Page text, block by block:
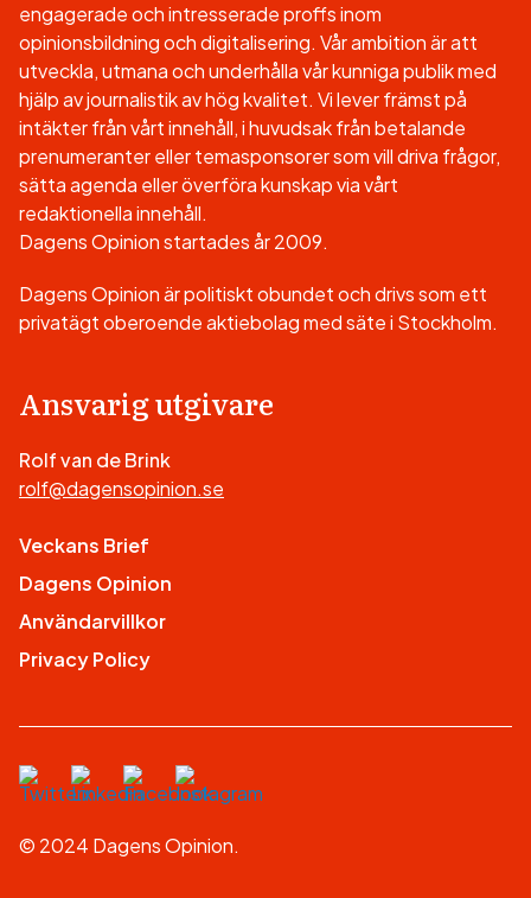
engagerade och intresserade proffs inom
opinionsbildning och digitalisering. Vår ambition är att
utveckla, utmana och underhålla vår kunniga publik med
hjälp av journalistik av hög kvalitet. Vi lever främst på
intäkter från vårt innehåll, i huvudsak från betalande
prenumeranter eller temasponsorer som vill driva frågor,
sätta agenda eller överföra kunskap via vårt
redaktionella innehåll.
Dagens Opinion startades år 2009.
Dagens Opinion är politiskt obundet och drivs som ett
privatägt oberoende aktiebolag med säte i Stockholm.
Ansvarig utgivare
Rolf van de Brink
rolf@dagensopinion.se
Veckans Brief
Dagens Opinion
Användarvillkor
Privacy Policy
© 2024 Dagens Opinion.